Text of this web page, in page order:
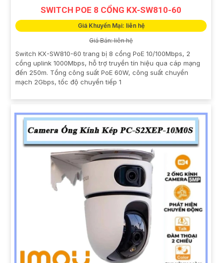
SWITCH POE 8 CỔNG KX-SW810-60
Giá Khuyến Mại: liên hệ
Giá Bán: liên hệ
Switch KX-SW810-60 trang bị 8 cổng PoE 10/100Mbps, 2
cổng uplink 1000Mbps, hỗ trợ truyền tín hiệu qua cáp mạng
đến 250m. Tổng công suất PoE 60W, công suất chuyển
mạch 2Gbps, tốc độ chuyển tiếp 1